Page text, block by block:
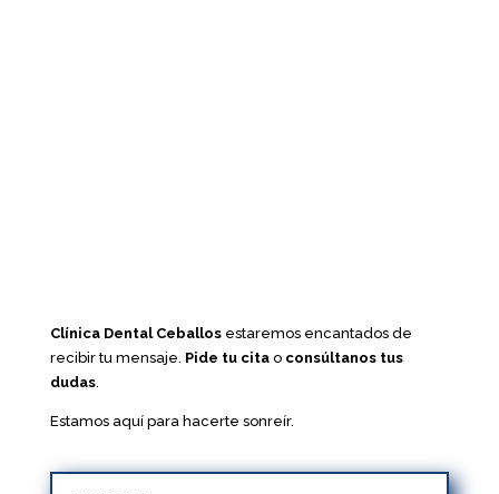
Clínica Dental Ceballosestaremos encantados de
recibir tu mensaje. Pide tu citao consúltanos tus
dudas.
Estamos aquí para hacerte sonreír.